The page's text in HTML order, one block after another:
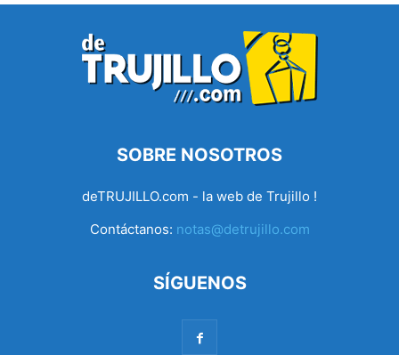
SOBRE NOSOTROS
deTRUJILLO.com - la web de Trujillo !
Contáctanos: notas@detrujillo.com
SÍGUENOS